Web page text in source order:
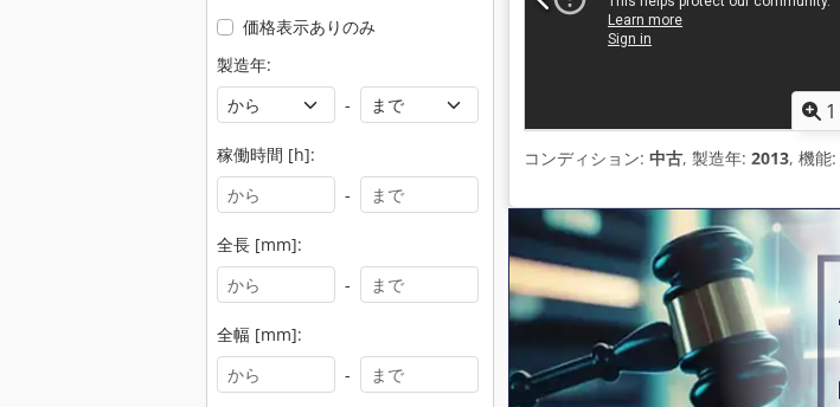
価格表示ありのみ
製造年:
-
稼働時間 [h]:
-
全長 [mm]:
-
全幅 [mm]:
-
1
コンディション: 中古, 製造年: 2013, 機能: